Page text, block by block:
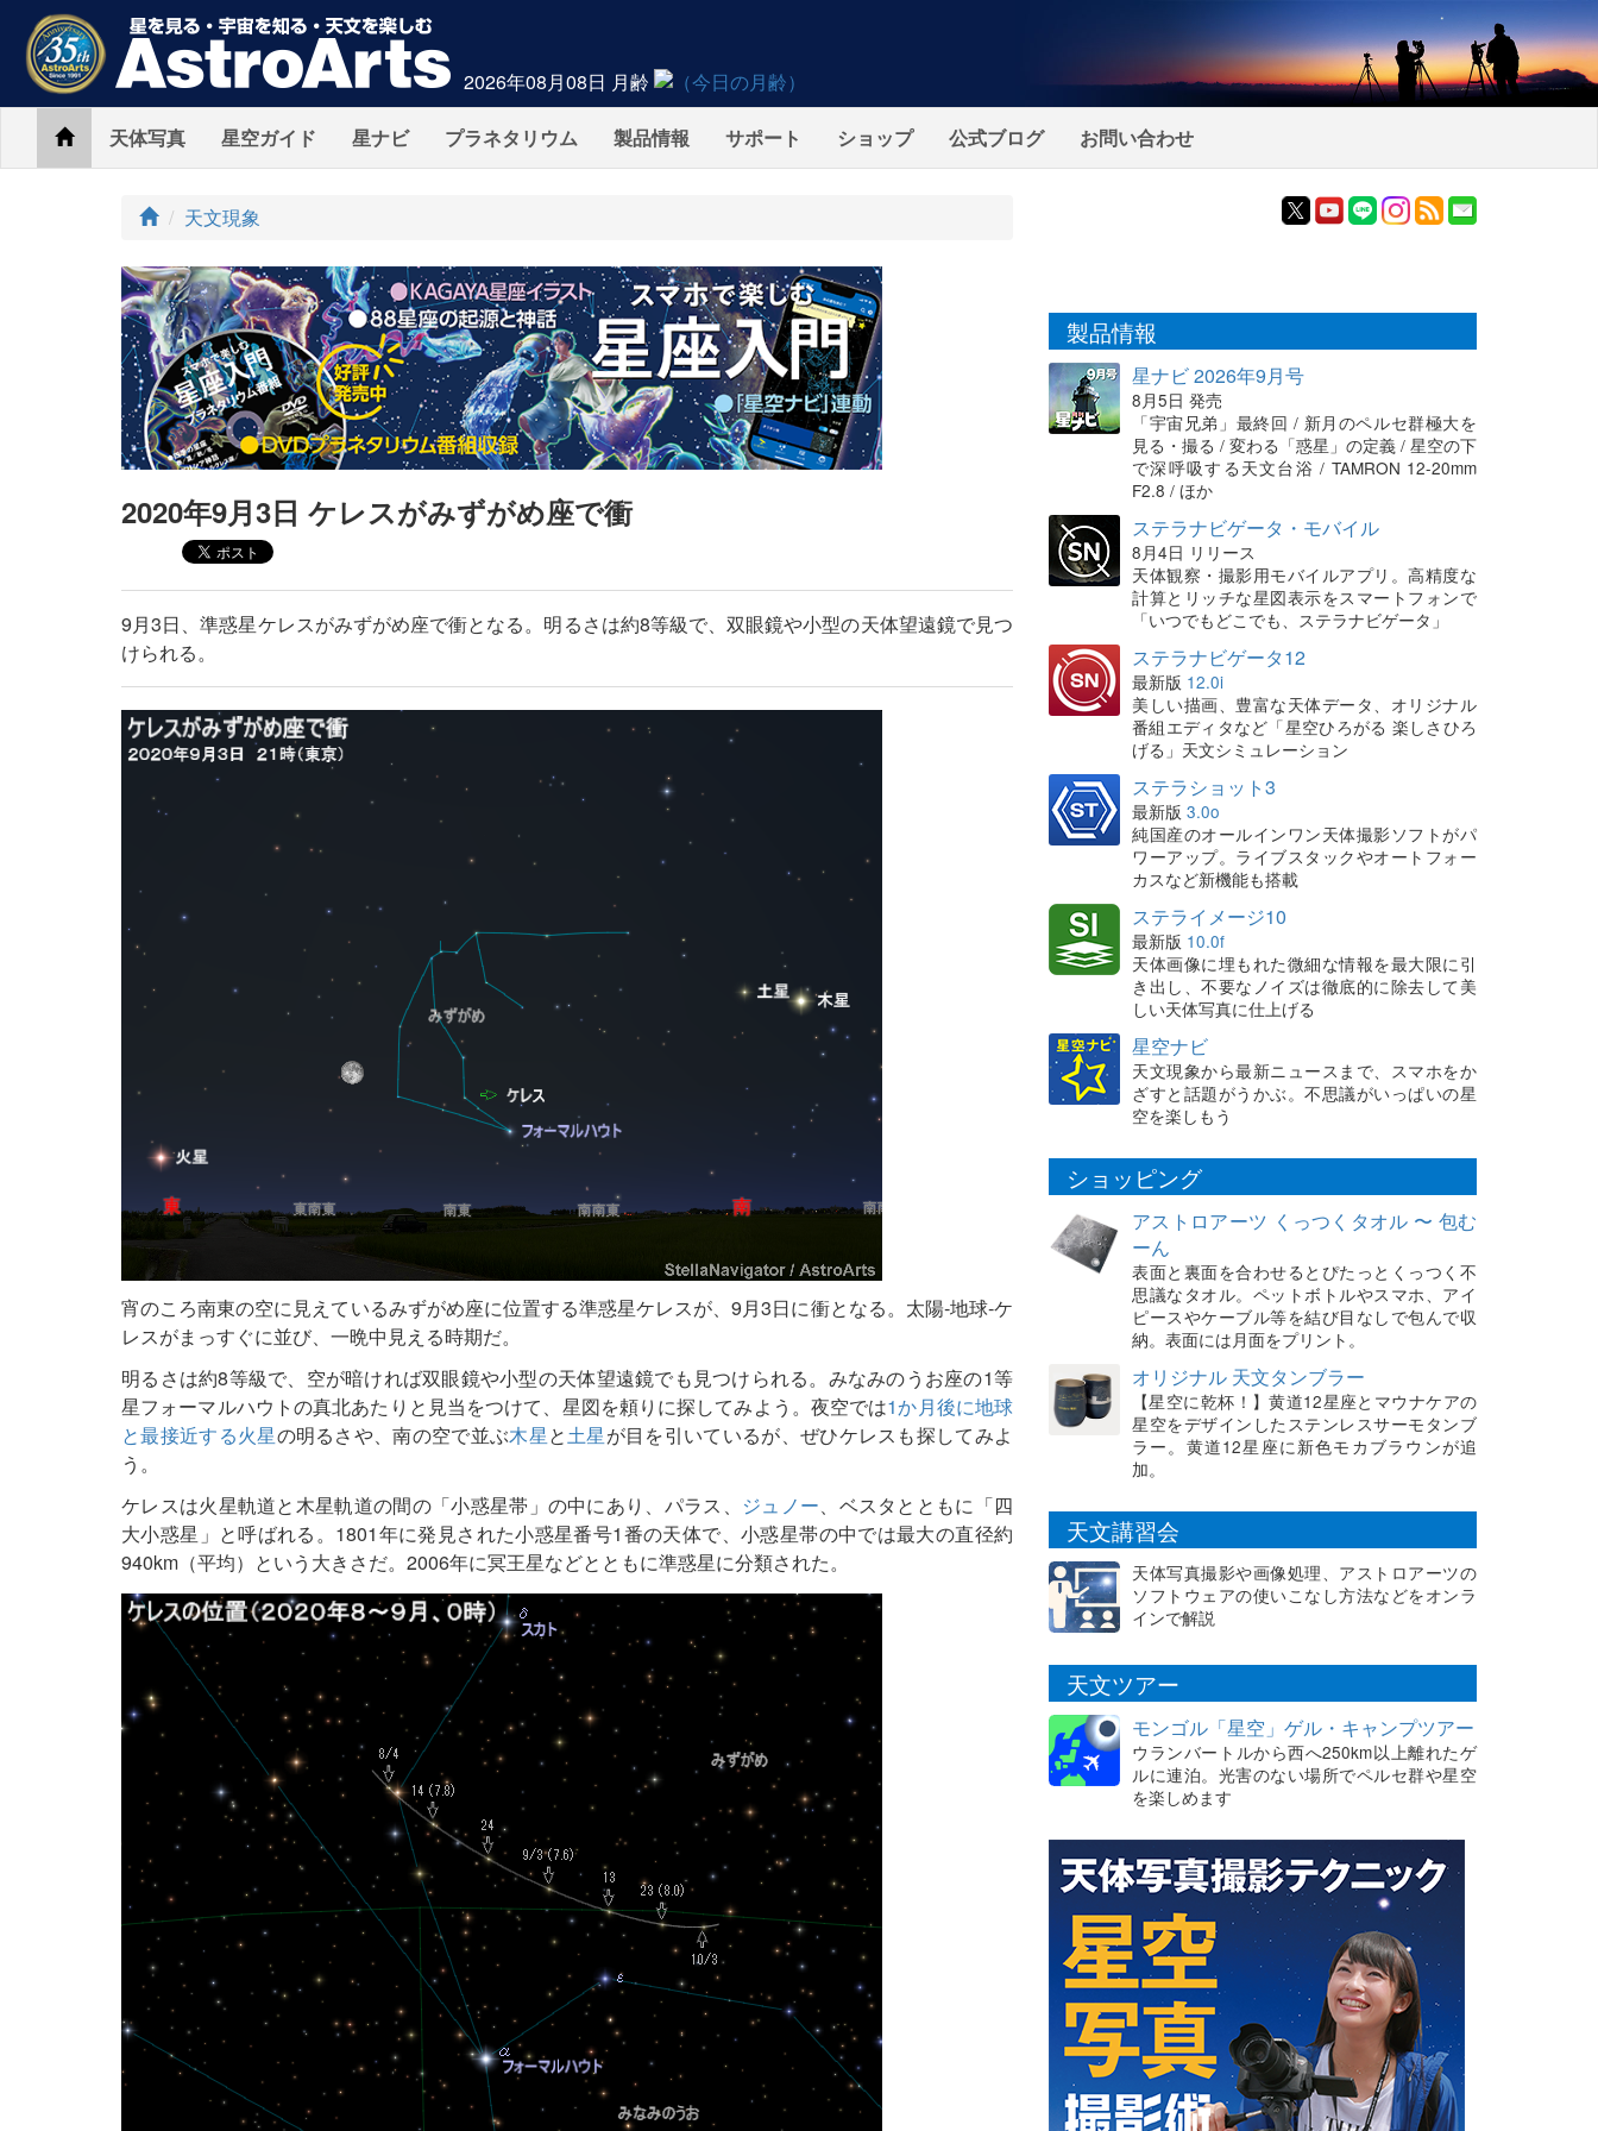
2026年08月08日 月齢
Home天体写真 星空ガイド 星ナビ プラネタリウム 製品情報 サポート ショップ 公式ブログ お問い合わせ
ト
プ
天文現象
2020年9月3日 ケレスがみずがめ座で衝
9月3日、準惑星ケレスがみずがめ座で衝となる。明るさは約8等級で、双眼鏡や小型の天体望遠鏡で見つ
けられる。
宵のころ南東の空に見えているみずがめ座に位置する準惑星ケレスが、9月3日に衝となる。太陽‐地球‐ケ
レスがまっすぐに並び、一晩中見える時期だ。
明るさは約8等級で、空が暗ければ双眼鏡や小型の天体望遠鏡でも見つけられる。みなみのうお座の1等
星フォーマルハウトの真北あたりと見当をつけて、星図を頼りに探してみよう。夜空では1か月後に地球
と最接近する火星の明るさや、南の空で並ぶ木星と土星が目を引いているが、ぜひケレスも探してみよ
う。
ケレスは火星軌道と木星軌道の間の「小惑星帯」の中にあり、パラス、 ジュノー、ベスタとともに「四
大小惑星」と呼ばれる。1801年に発見された小惑星番号1番の天体で、小惑星帯の中では最大の直径約
940km（平均）という大きさだ。2006年に冥王星などとともに準惑星に分類された。
製品情報
星ナビ 2026年9月号
8月5日 発売
「宇宙兄弟」最終回 / 新月のペルセ群極大を
見る・撮る / 変わる「惑星」の定義 / 星空の下
で深呼吸する天文台浴 / TAMRON 12-20mm
F2.8 / ほか
ステラナビゲータ・モバイル
8月4日 リリース
天体観察・撮影用モバイルアプリ。高精度な
計算とリッチな星図表示をスマートフォンで
「いつでもどこでも、ステラナビゲータ」
ステラナビゲータ12
最新版 12.0i
美しい描画、豊富な天体データ、オリジナル
番組エディタなど「星空ひろがる 楽しさひろ
げる」天文シミュレーション
ステラショット3
最新版 3.0o
純国産のオールインワン天体撮影ソフトがパ
ワーアップ。ライブスタックやオートフォー
カスなど新機能も搭載
ステライメージ10
最新版 10.0f
天体画像に埋もれた微細な情報を最大限に引
き出し、不要なノイズは徹底的に除去して美
しい天体写真に仕上げる
星空ナビ
天文現象から最新ニュースまで、スマホをか
ざすと話題がうかぶ。不思議がいっぱいの星
空を楽しもう
ショッピング
アストロアーツ くっつくタオル 〜 包む
ーん
表面と裏面を合わせるとぴたっとくっつく不
思議なタオル。ペットボトルやスマホ、アイ
ピースやケーブル等を結び目なしで包んで収
納。表面には月面をプリント。
オリジナル 天文タンブラー
【星空に乾杯！】黄道12星座とマウナケアの
星空をデザインしたステンレスサーモタンブ
ラー。黄道12星座に新色モカブラウンが追
加。
天文講習会
天体写真撮影や画像処理、アストロアーツの
ソフトウェアの使いこなし方法などをオンラ
インで解説
天文ツアー
モンゴル「星空」ゲル・キャンプツアー
ウランバートルから西へ250km以上離れたゲ
ルに連泊。光害のない場所でペルセ群や星空
を楽しめます